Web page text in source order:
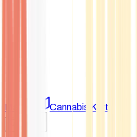
Marken Cannabis Karte